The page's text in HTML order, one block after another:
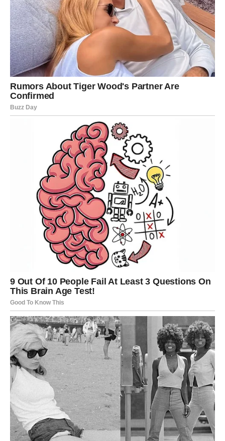
Prihvatite istinu bez straha.
STRIJELAC
Ljubavna poruka
Strijelčevi će osjetiti potrebu da jasno pokažu šta žele od
ljubavi i budućnosti.
Poruka srca
Ne pristajte na pola emocije.
JARAC
Ljubavna poruka
Jarčevi konačno shvataju da ljubav ne može čekati
Poruka srca
Napravite korak koji dugo odgađate.
VODOLIJA
Ljubavna poruka
Neočekivan razgovor mogao bi vam otvoriti oči i pokazati
pravi put.
Poruka srca